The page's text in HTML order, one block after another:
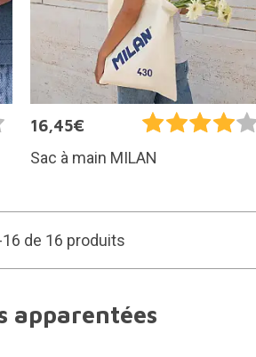
16,45€
Sac à main MILAN
de 16 produits
apparentées